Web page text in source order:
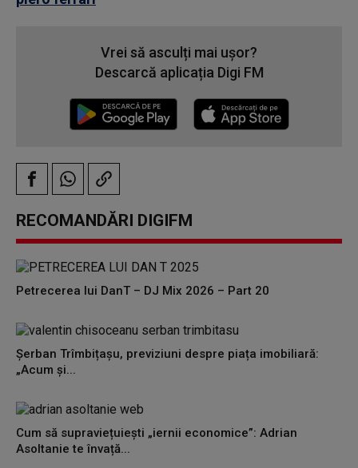
Vrei să asculți mai ușor?
Descarcă aplicația Digi FM
RECOMANDĂRI DIGIFM
Petrecerea lui DanT – DJ Mix 2026 – Part 20
Șerban Trîmbițașu, previziuni despre piața imobiliară:
„Acum și...
Cum să supraviețuiești „iernii economice”: Adrian
Asoltanie te învață...